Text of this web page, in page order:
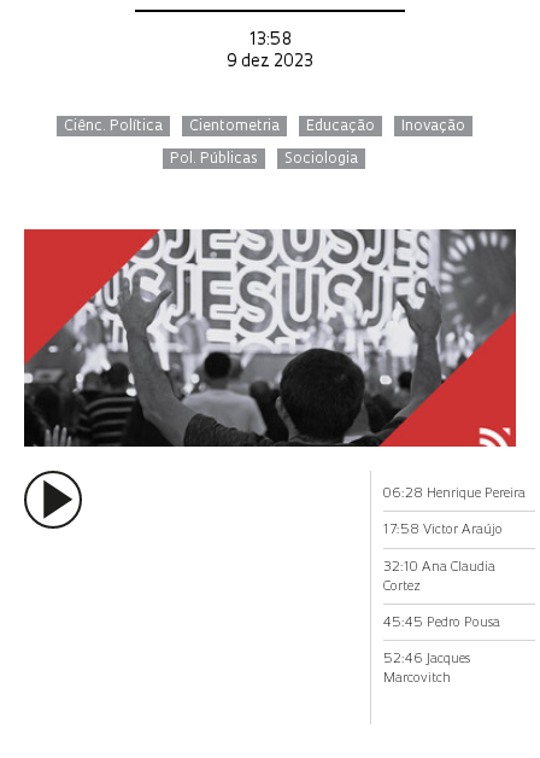
13:58
9 dez 2023
Ciênc. Política Cientometria Educação Inovação
Pol. Públicas Sociologia
06:28 Henrique Pereira
17:58 Victor Araújo
32:10 Ana Claudia
Cortez
45:45 Pedro Pousa
52:46 Jacques
Marcovitch